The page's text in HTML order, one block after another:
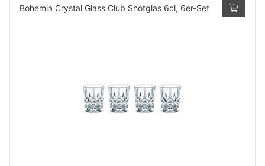
Bohemia Crystal Glass Club Shotglas 6cl, 6er-Set